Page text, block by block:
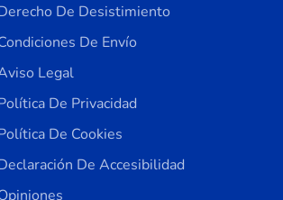
De Desistimiento
De Envío
Legal
De Privacidad
De Cookies
De Accesibilidad